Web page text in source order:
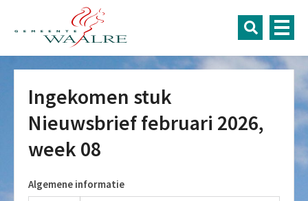
Ingekomen stuk
Nieuwsbrief februari 2026,
week 08
Algemene informatie